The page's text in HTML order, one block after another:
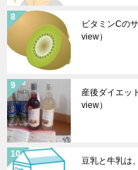
ビタミンCの
view）
産後ダイエッ
view）
豆乳と牛乳は